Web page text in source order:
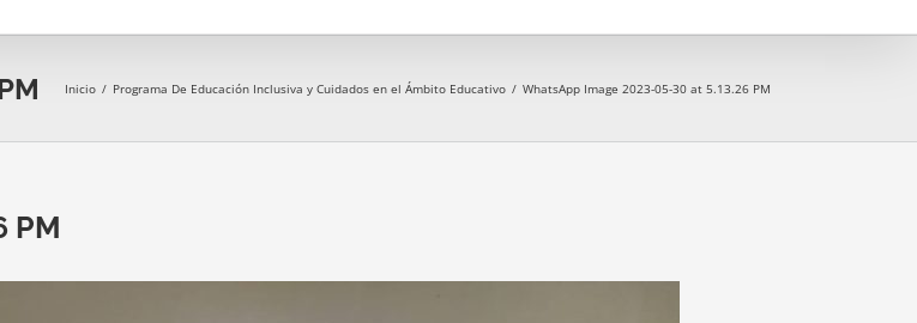
Inicio / Programa De Educación Inclusiva y Cuidados en el Ámbito Educativo / WhatsApp Image 2023-05-30 at 5.13.26 PM
PM